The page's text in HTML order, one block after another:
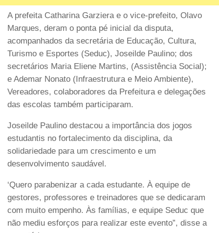
A prefeita Catharina Garziera e o vice-prefeito, Olavo
Marques, deram o ponta pé inicial da disputa,
acompanhados da secretária de Educação, Cultura,
Turismo e Esportes (Seduc), Joseilde Paulino; dos
secretários Maria Eliene Martins, (Assistência Social);
e Ademar Nonato (Infraestrutura e Meio Ambiente),
Vereadores, colaboradores da Prefeitura e delegações
das escolas também participaram.
Joseilde Paulino destacou a importância dos jogos
estudantis no fortalecimento da disciplina, da
solidariedade para um crescimento e um
desenvolvimento saudável.
‘Quero parabenizar a cada estudante. À equipe de
gestores, professores e treinadores que se dedicaram
com muito empenho. Às famílias, e equipe Seduc que
não mediu esforços para realizar este evento”, disse a